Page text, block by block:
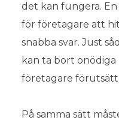
det kan fungera.
för företagare att
snabba svar. Just
kan ta bort
företagare
På samma sätt